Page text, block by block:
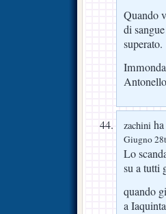
Quando
di
superato.
Antonello
zachini
Giugno
Lo
su a
quando
a